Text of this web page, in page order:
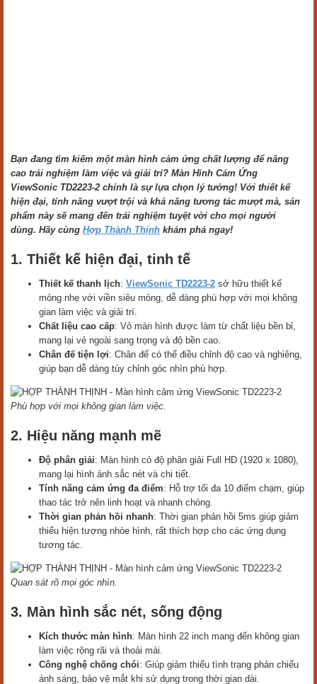
Bạn đang tìm kiếm một màn hình cảm ứng chất lượng để nâng
cao trải nghiệm làm việc và giải trí? Màn Hình Cảm Ứng
ViewSonic TD2223-2 chính là sự lựa chọn lý tưởng! Với thiết kế
hiện đại, tính năng vượt trội và khả năng tương tác mượt mà, sản
phẩm này sẽ mang đến trải nghiệm tuyệt vời cho mọi người
dùng. Hãy cùng Hợp Thành Thịnh khám phá ngay!
1. Thiết kế hiện đại, tinh tế
Thiết kế thanh lịch: ViewSonic TD2223-2 sở hữu thiết kế
mỏng nhẹ với viền siêu mỏng, dễ dàng phù hợp với mọi không
gian làm việc và giải trí.
Chất liệu cao cấp: Vỏ màn hình được làm từ chất liệu bền bỉ,
mang lại vẻ ngoài sang trọng và độ bền cao.
Chân đế tiện lợi: Chân đế có thể điều chỉnh độ cao và nghiêng,
giúp bạn dễ dàng tùy chỉnh góc nhìn phù hợp.
Phù hợp với mọi không gian làm việc.
2. Hiệu năng mạnh mẽ
Độ phân giải: Màn hình có độ phân giải Full HD (1920 x 1080),
mang lại hình ảnh sắc nét và chi tiết.
Tính năng cảm ứng đa điểm: Hỗ trợ tối đa 10 điểm chạm, giúp
thao tác trở nên linh hoạt và nhanh chóng.
Thời gian phản hồi nhanh: Thời gian phản hồi 5ms giúp giảm
thiểu hiện tượng nhòe hình, rất thích hợp cho các ứng dụng
tương tác.
Quan sát rõ mọi góc nhìn.
3. Màn hình sắc nét, sống động
Kích thước màn hình: Màn hình 22 inch mang đến không gian
làm việc rộng rãi và thoải mái.
Công nghệ chống chói: Giúp giảm thiểu tình trạng phản chiếu
ánh sáng, bảo vệ mắt khi sử dụng trong thời gian dài.